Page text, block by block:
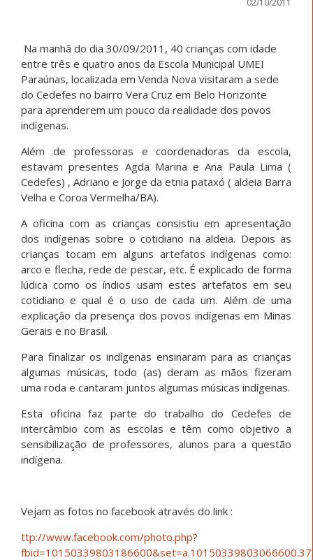
Na manhã do dia 30/09/2011, 40 crianças com idade
entre três e quatro anos da Escola Municipal UMEI
Paraúnas, localizada em Venda Nova visitaram a sede
do Cedefes no bairro Vera Cruz em Belo Horizonte
para aprenderem um pouco da realidade dos povos
indígenas.
Além de professoras e coordenadoras da escola,
estavam presentes Agda Marina e Ana Paula Lima (
Cedefes) , Adriano e Jorge da etnia pataxó ( aldeia Barra
Velha e Coroa Vermelha/BA).
A oficina com as crianças consistiu em apresentação
dos indígenas sobre o cotidiano na aldeia. Depois as
crianças tocam em alguns artefatos indígenas como:
arco e flecha, rede de pescar, etc. É explicado de forma
lúdica como os índios usam estes artefatos em seu
cotidiano e qual é o uso de cada um. Além de uma
explicação da presença dos povos indígenas em Minas
Gerais e no Brasil.
Para finalizar os indígenas ensinaram para as crianças
algumas músicas, todo (as) deram as mãos fizeram
uma roda e cantaram juntos algumas músicas indígenas.
Esta oficina faz parte do trabalho do Cedefes de
intercâmbio com as escolas e têm como objetivo a
sensibilização de professores, alunos para a questão
indígena.
Vejam as fotos no facebook através do link :
ttp://www.facebook.com/photo.php?